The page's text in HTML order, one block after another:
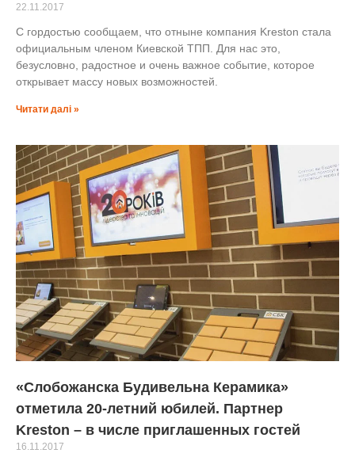
22.11.2017
С гордостью сообщаем, что отныне компания Kreston стала
официальным членом Киевской ТПП. Для нас это,
безусловно, радостное и очень важное событие, которое
открывает массу новых возможностей.
Читати далі »
«Слобожанска Будивельна Керамика»
отметила 20-летний юбилей. Партнер
Kreston – в числе приглашенных гостей
16.11.2017